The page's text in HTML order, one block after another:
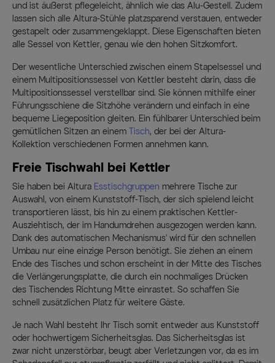
und ist äußerst pflegeleicht, ähnlich wie das Alu-Gestell. Zudem
lassen sich alle Altura-Stühle platzsparend verstauen, entweder
gestapelt oder zusammengeklappt. Diese Eigenschaften bieten
alle Sessel von Kettler, genau wie den hohen Sitzkomfort.
Der wesentliche Unterschied zwischen einem Stapelsessel und
einem Multipositionssessel von Kettler besteht darin, dass die
Multipositionssessel verstellbar sind. Sie können mithilfe einer
Führungsschiene die Sitzhöhe verändern und einfach in eine
bequeme Liegeposition gleiten. Ein fühlbarer Unterschied beim
gemütlichen Sitzen an einem Tisch, der bei der Altura-
Kollektion verschiedenen Formen annehmen kann.
Freie Tischwahl bei Kettler
Sie haben bei Altura Esstischgruppen mehrere Tische zur
Auswahl, von einem Kunststoff-Tisch, der sich spielend leicht
transportieren lässt, bis hin zu einem praktischen Kettler-
Ausziehtisch, der im Handumdrehen ausgezogen werden kann.
Dank des automatischen Mechanismus' wird für den schnellen
Umbau nur eine einzige Person benötigt. Sie ziehen an einem
Ende des Tisches und schon erscheint in der Mitte des Tisches
die Verlängerungsplatte, die durch ein nochmaliges Drücken
des Tischendes Richtung Mitte einrastet. So schaffen Sie
schnell zusätzlichen Platz für weitere Gäste.
Je nach Wahl besteht Ihr Tisch somit entweder aus Kunststoff
oder hochwertigem Sicherheitsglas. Das Sicherheitsglas ist
zwar nicht unzerstörbar, beugt aber Verletzungen vor, da es im